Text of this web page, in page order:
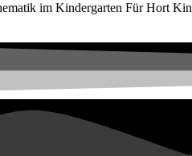
im Kindergarten Für Hort